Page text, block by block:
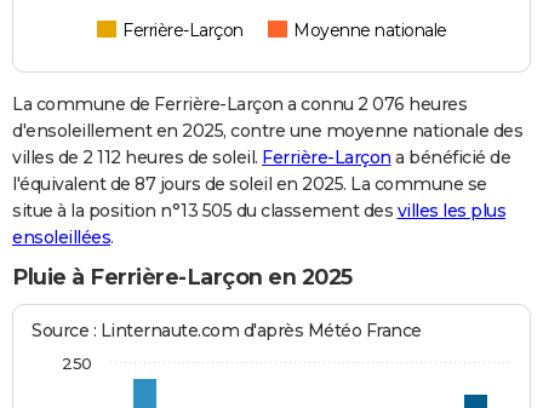
Ferrière-Larçon Moyenne nationale
La commune de Ferrière-Larçon a connu 2 076 heures
d'ensoleillement en 2025, contre une moyenne nationale des
villes de 2 112 heures de soleil. Ferrière-Larçon a bénéficié de
l'équivalent de 87 jours de soleil en 2025. La commune se
situe à la position n°13 505 du classement des villes les plus
ensoleillées.
Pluie à Ferrière-Larçon en 2025
Source : Linternaute.com d'après Météo France
250